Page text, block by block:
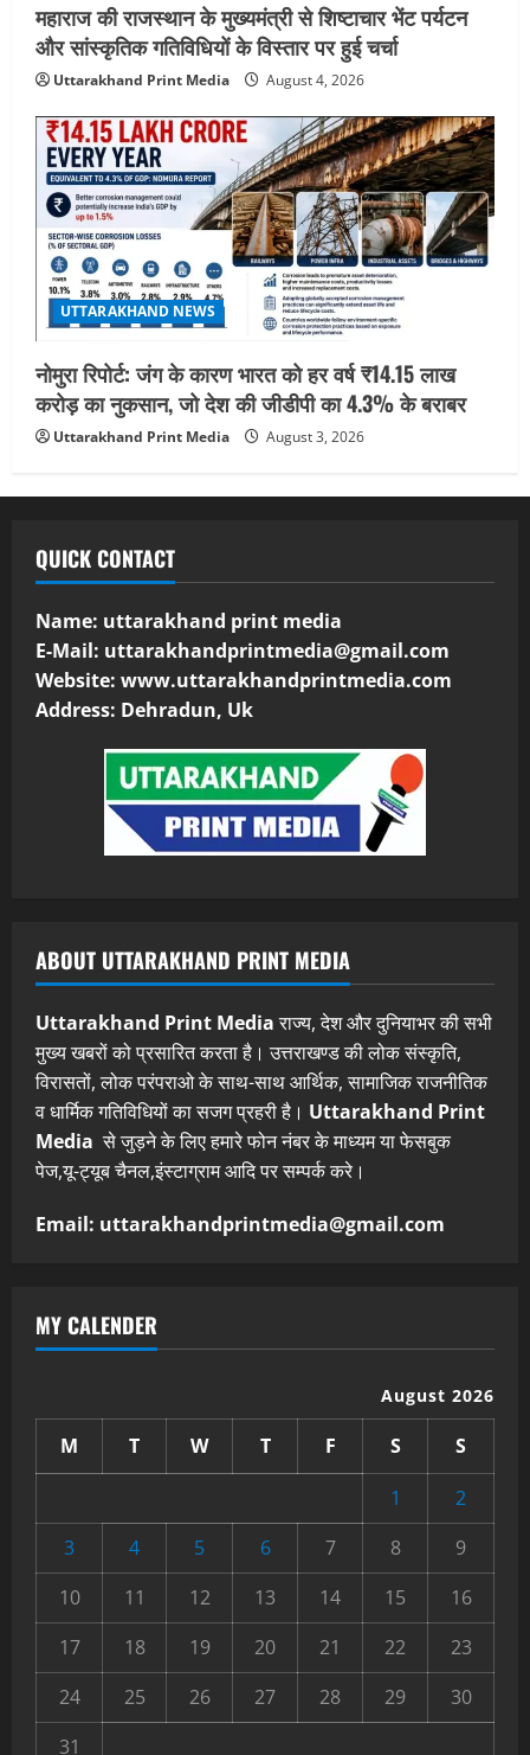
महाराज की राजस्थान के मुख्यमंत्री से शिष्टाचार भेंट पर्यटन
और सांस्कृतिक गतिविधियों के विस्तार पर हुई चर्चा
Uttarakhand Print Media August 4, 2026
UTTARAKHAND NEWS
नोमुरा रिपोर्ट: जंग के कारण भारत को हर वर्ष ₹14.15 लाख
करोड़ का नुकसान, जो देश की जीडीपी का 4.3% के बराबर
Uttarakhand Print Media August 3, 2026
QUICK CONTACT
Name: uttarakhand print media
E-Mail: uttarakhandprintmedia@gmail.com
Website: www.uttarakhandprintmedia.com
Address: Dehradun, Uk
ABOUT UTTARAKHAND PRINT MEDIA
Uttarakhand Print Mediaराज्य, देश और दुनियाभर की सभी
मुख्य खबरों को प्रसारित करता है। उत्तराखण्ड की लोक संस्कृति,
विरासतों, लोक परंपराओ के साथ-साथ आर्थिक, सामाजिक राजनीतिक
व धार्मिक गतिविधियों का सजग प्रहरी है। Uttarakhand Print
Media से जुड़ने के लिए हमारे फोन नंबर के माध्यम या फेसबुक
पेज,यू-ट्यूब चैनल,इंस्टाग्राम आदि पर सम्पर्क करे।
Email: uttarakhandprintmedia@gmail.com
MY CALENDER
August 2026
M T W T F S
S
1
2
3
4 5 6 7 8
9
10
11 12 13 14 15
16
17
18 19 20 21 22
23
24
25 26 27 28 29
30
31